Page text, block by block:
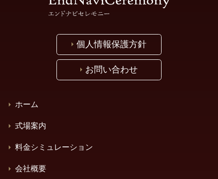
個人情報保護方針
お問い合わせ
ホーム
式場案内
料金シミュレーション
会社概要